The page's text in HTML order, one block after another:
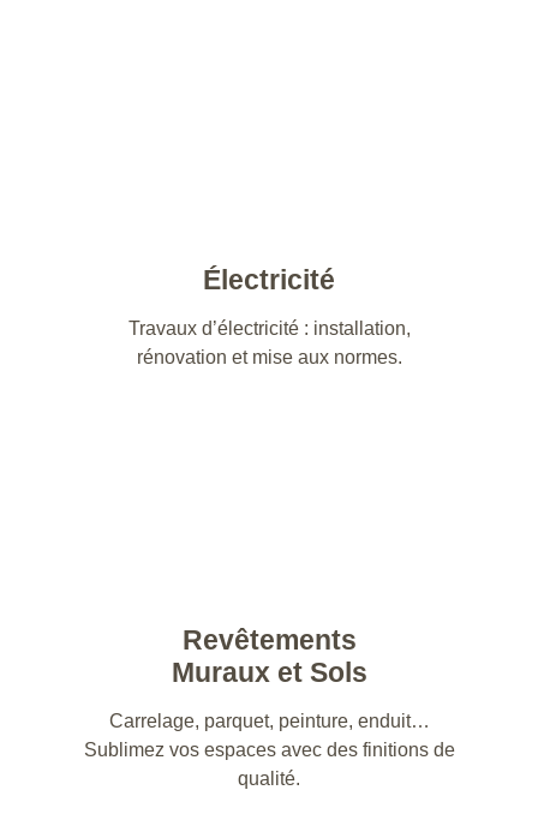
Électricité
Travaux d’électricité : installation,
rénovation et mise aux normes.
Revêtements
Muraux et Sols
Carrelage, parquet, peinture, enduit…
Sublimez vos espaces avec des finitions de
qualité.